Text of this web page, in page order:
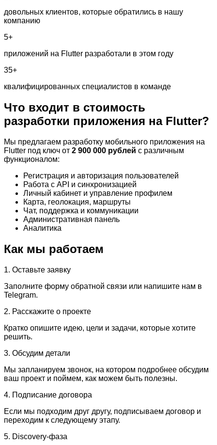
довольных клиентов, которые обратились в нашу
компанию
5+
приложений на Flutter разработали в этом году
35+
квалифицированных специалистов в команде
Что входит в стоимость
разработки приложения на Flutter?
Мы предлагаем разработку мобильного приложения на
Flutter под ключ от 2 900 000 рублей с различным
функционалом:
Регистрация и авторизация пользователей
Работа с API и синхронизацией
Личный кабинет и управление профилем
Карта, геолокация, маршруты
Чат, поддержка и коммуникации
Административная панель
Аналитика
Как мы работаем
1. Оставьте заявку
Заполните форму обратной связи или напишите нам в
Telegram.
2. Расскажите о проекте
Кратко опишите идею, цели и задачи, которые хотите
решить.
3. Обсудим детали
Мы запланируем звонок, на котором подробнее обсудим
ваш проект и поймем, как можем быть полезны.
4. Подписание договора
Если мы подходим друг другу, подписываем договор и
переходим к следующему этапу.
5. Discovery-фаза